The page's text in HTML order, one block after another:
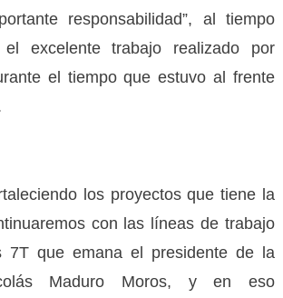
responsabilidad”, al tiempo
excelente trabajo realizado por
el tiempo que estuvo al frente
los proyectos que tiene la
con las líneas de trabajo
7T que emana el presidente de la
Maduro Moros, y en eso